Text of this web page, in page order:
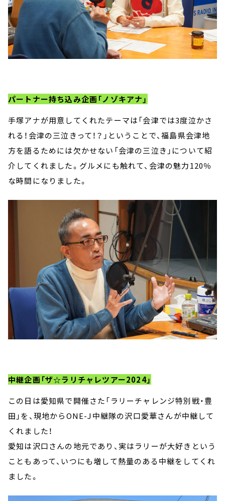
パートナー持ち込み企画「ノゾキアナ」
手塚アナが用意してくれたテーマは「会津では3度泣かさ
れる！会津の三泣きって！？」ということで、福島県会津地
方を語るためには欠かせない「会津の三泣き」について紹
介してくれました。グルメにも触れて、会津の魅力120％
な時間になりました。
中継企画「ザ☆ラリチャレツアー2024」
この日は愛知県で開催さた「ラリーチャレンジ特別戦・豊
田」を、現地からONE-J中継隊の沢口愛華さんが中継して
くれました！
愛知は沢口さんの地元であり、実はラリーが大好きという
こともあって、いつにも増して熱量のある中継をしてくれ
ました。